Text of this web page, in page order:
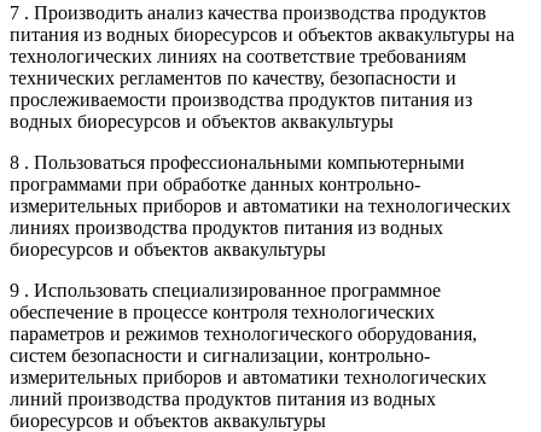
7 . Производить анализ качества производства продуктов
питания из водных биоресурсов и объектов аквакультуры на
технологических линиях на соответствие требованиям
технических регламентов по качеству, безопасности и
прослеживаемости производства продуктов питания из
водных биоресурсов и объектов аквакультуры
8 . Пользоваться профессиональными компьютерными
программами при обработке данных контрольно-
измерительных приборов и автоматики на технологических
линиях производства продуктов питания из водных
биоресурсов и объектов аквакультуры
9 . Использовать специализированное программное
обеспечение в процессе контроля технологических
параметров и режимов технологического оборудования,
систем безопасности и сигнализации, контрольно-
измерительных приборов и автоматики технологических
линий производства продуктов питания из водных
биоресурсов и объектов аквакультуры